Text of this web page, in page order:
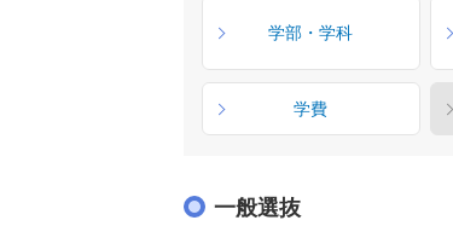
学部・学科
学費
一般選抜